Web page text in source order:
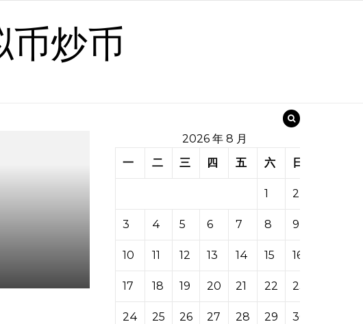
币炒币
2026 年 8 月
一
二 三 四 五 六 日
1 2
3 4 5 6 7 8 9
10 11 12 13 14 15 16
17 18 19 20 21 22 23
24 25 26 27 28 29 30